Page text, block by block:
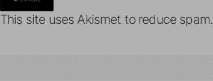
This site uses Akismet to reduce spam.